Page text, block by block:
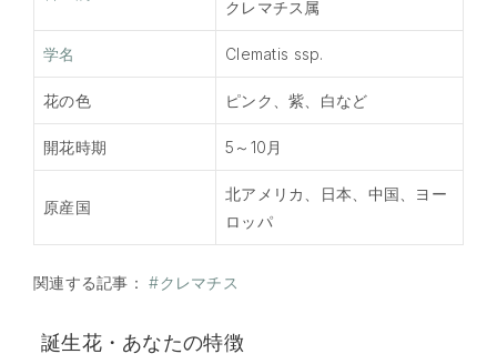
クレマチス属
学名 Clematis ssp.
花の色 ピンク、紫、白など
開花時期 5～10月
原産国
北アメリカ、日本、中国、ヨー
ロッパ
関連する記事：#クレマチス
誕生花・あなたの特徴